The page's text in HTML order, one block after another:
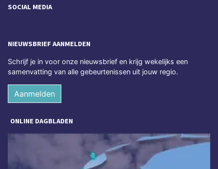
SOCIAL MEDIA
NIEUWSBRIEF AANMELDEN
Schrijf je in voor onze nieuwsbrief en krijg wekelijks een
samenvatting van alle gebeurtenissen uit jouw regio.
Aanmelden
ONLINE DAGBLADEN